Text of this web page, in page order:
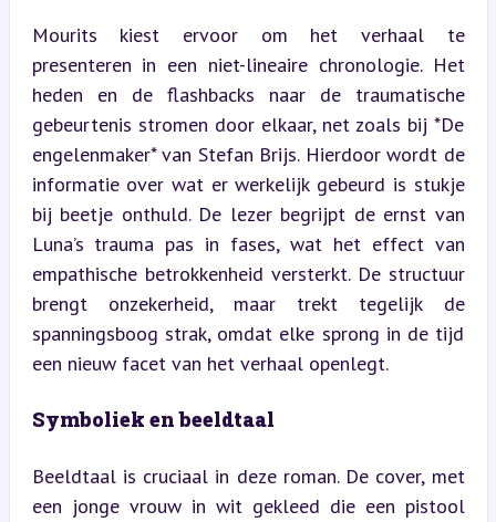
Mourits kiest ervoor om het verhaal te
presenteren in een niet-lineaire chronologie. Het
heden en de flashbacks naar de traumatische
gebeurtenis stromen door elkaar, net zoals bij *De
engelenmaker* van Stefan Brijs. Hierdoor wordt de
informatie over wat er werkelijk gebeurd is stukje
bij beetje onthuld. De lezer begrijpt de ernst van
Luna’s trauma pas in fases, wat het effect van
empathische betrokkenheid versterkt. De structuur
brengt onzekerheid, maar trekt tegelijk de
spanningsboog strak, omdat elke sprong in de tijd
een nieuw facet van het verhaal openlegt.
Symboliek en beeldtaal
Beeldtaal is cruciaal in deze roman. De cover, met
een jonge vrouw in wit gekleed die een pistool